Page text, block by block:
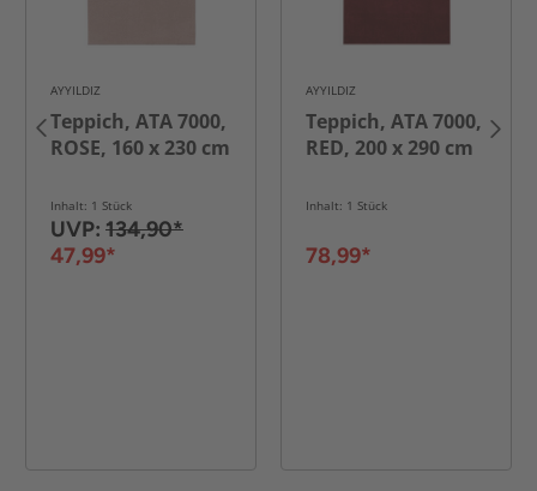
AYYILDIZ
Teppich, ATA 7000,
ROSE, 160 x 230 cm
Inhalt: 1 Stück
UVP: 134,90*
47,99*
AYYILDIZ
Teppich, ATA 7000,
RED, 200 x 290 cm
Inhalt: 1 Stück
78,99*